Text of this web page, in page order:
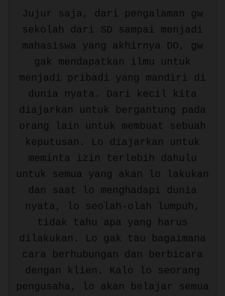
Jujur saja, dari pengalaman gw
sekolah dari SD sampai menjadi
mahasiswa yang akhirnya DO, gw
gak mendapatkan ilmu untuk
menjadi pribadi yang mandiri di
dunia nyata. Dari kecil kita
diajarkan untuk bergantung pada
orang lain untuk membuat sebuah
keputusan. Lo diajarkan untuk
meminta izin terlebih dahulu
untuk semua yang akan lo lakukan
dan saat lo menghadapi dunia
nyata, lo seolah-olah lumpuh,
tidak tahu apa yang harus
dilakukan. Lo gak tau bagaimana
cara berhubungan dan berbicara
dengan klien. Kalo lo seorang
pengusaha, lo akan belajar semua